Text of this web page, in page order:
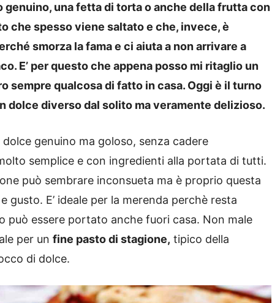
genuino, una fetta di torta o anche della frutta con
che spesso viene saltato e che, invece, è
smorza la fama e ci aiuta a non arrivare a
E’ per questo che appena posso mi ritaglio un
sempre qualcosa di fatto in casa. Oggi è il turno
dolce diverso dal solito ma veramente delizioso.
dolce genuino ma goloso, senza cadere
semplice e con ingredienti alla portata di tutti.
può sembrare inconsueta ma è proprio questa
E’ ideale per la merenda perchè resta
può essere portato anche fuori casa. Non male
per un fine pasto di stagione, tipico della
di dolce.